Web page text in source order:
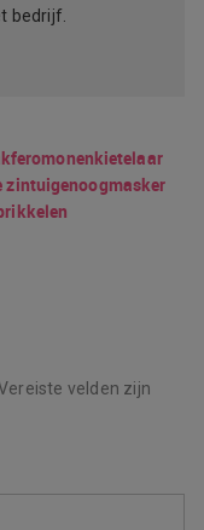
bedrijf.
feromonenkietelaar
zintuigenoogmasker
velden zijn